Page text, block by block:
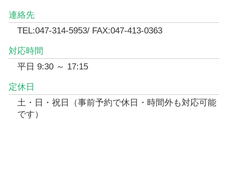
連絡先
TEL:047-314-5953/ FAX:047-413-0363
対応時間
平日 9:30 ～ 17:15
定休日
土・日・祝日（事前予約で休日・時間外も対応可能
です）